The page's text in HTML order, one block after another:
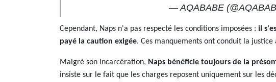
— AQABABE
Cependant, Naps n'a pas respecté les conditions imposées : il
payé la caution exigée. Ces manquements ont conduit la
Malgré son incarcération, Naps bénéficie toujours de la
insiste sur le fait que les charges reposent uniquement sur les